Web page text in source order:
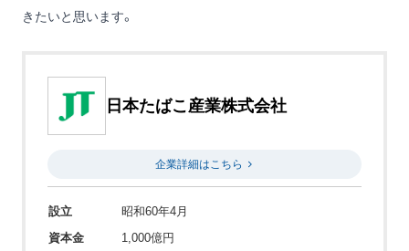
きたいと思います。
日本たばこ産業株式会社
企業詳細はこちら
設立
昭和60年4月
資本金
1,000億円